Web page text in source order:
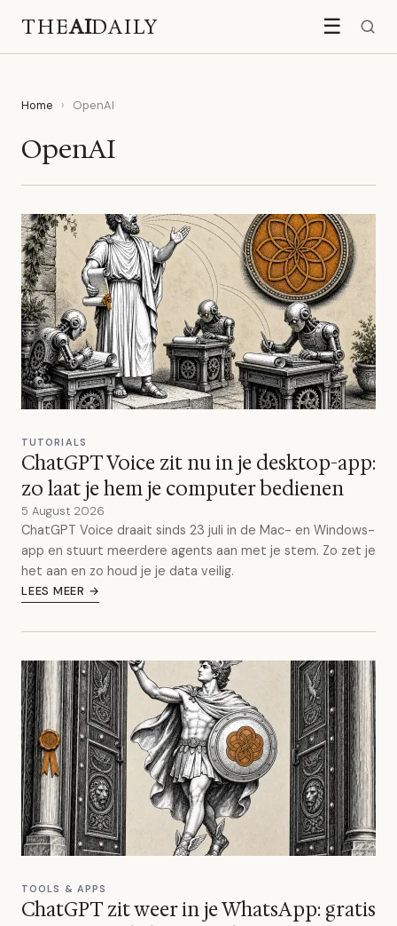
THEAIDAILY ☰
Home › OpenAI
OpenAI
TUTORIALS
ChatGPT Voice zit nu in je desktop-app:
zo laat je hem je computer bedienen
5 August 2026
ChatGPT Voice draait sinds 23 juli in de Mac- en Windows-
app en stuurt meerdere agents aan met je stem. Zo zet je
het aan en zo houd je je data veilig.
LEES MEER →
TOOLS & APPS
ChatGPT zit weer in je WhatsApp: gratis